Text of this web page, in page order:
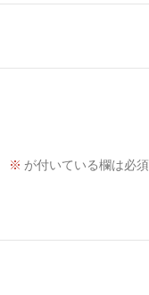
※ が付いている欄は必須